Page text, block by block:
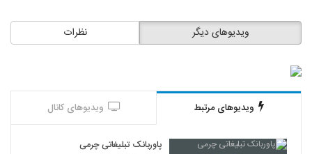
نظرات ویدیوهای دیگر
ویدیوهای مرتبط ویدیوهای کانال
پاوربانک تبلیغاتی چرمی